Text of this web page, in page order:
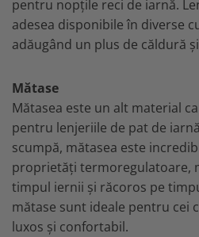
pentru nopțile reci de iarnă.
adesea disponibile în diverse
adăugând un plus de căldură
Mătase
Mătasea este un alt material
pentru lenjeriile de pat de
scumpă, mătasea este
proprietăți termoregulatoare,
timpul iernii și răcoros pe
mătase sunt ideale pentru cei
luxos și confortabil.